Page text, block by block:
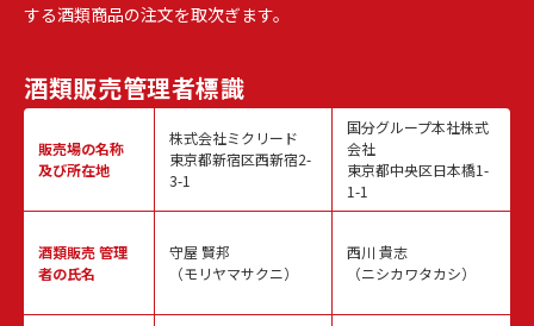
する酒類商品の注文を取次ぎます。
酒類販売管理者標識
販売場の名称
及び所在地
酒類販売管理
者の氏名
株式会社ミクリード
東京都新宿区西新宿2-
3-1
守屋 賢邦
（モリヤマサクニ）
国分グループ本社株式
会社
東京都中央区日本橋1-
1-1
西川 貴志
（ニシカワタカシ）